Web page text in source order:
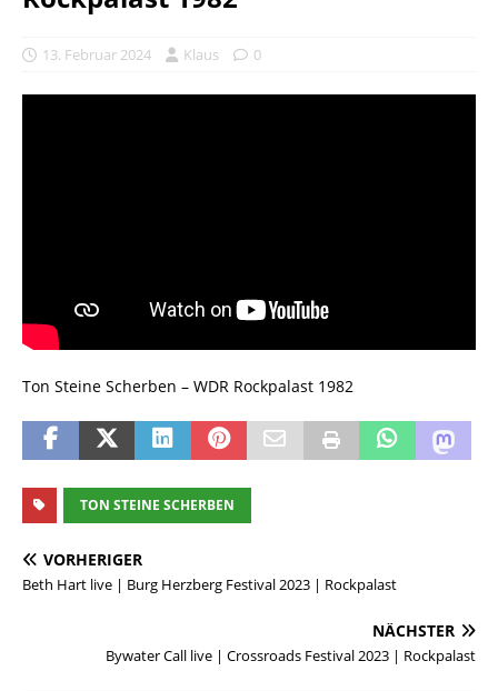
13. Februar 2024 Klaus 0
Ton Steine Scherben – WDR Rockpalast 1982
TON STEINE SCHERBEN
VORHERIGER
Beth Hart live | Burg Herzberg Festival 2023 | Rockpalast
NÄCHSTER
Bywater Call live | Crossroads Festival 2023 | Rockpalast